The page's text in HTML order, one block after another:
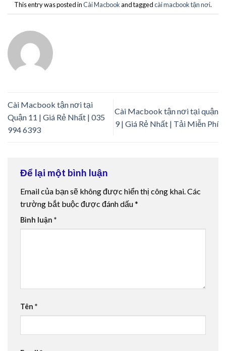
This entry was posted inCài Macbookand taggedcài macbook tận nơi.
Cài Macbook tận nơi tại
Quận 11 | Giá Rẻ Nhất | 035
994 6393
Cài Macbook tận nơi tại quận
9 | Giá Rẻ Nhất | Tải Miễn Phí
Để lại một bình luận
Email của bạn sẽ không được hiển thị công khai.Các
trường bắt buộc được đánh dấu*
Bình luận *
Tên *